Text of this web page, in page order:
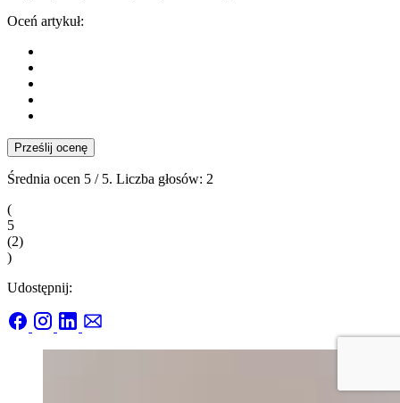
Oceń artykuł:
Prześlij ocenę
Średnia ocen 5 / 5. Liczba głosów: 2
(
5
(2)
)
Udostępnij: